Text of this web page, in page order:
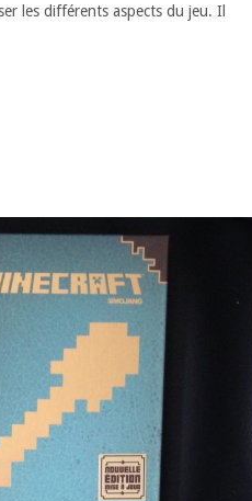
les différents aspects du jeu. Il